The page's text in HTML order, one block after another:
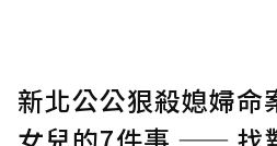
新北公公狠殺媳婦命